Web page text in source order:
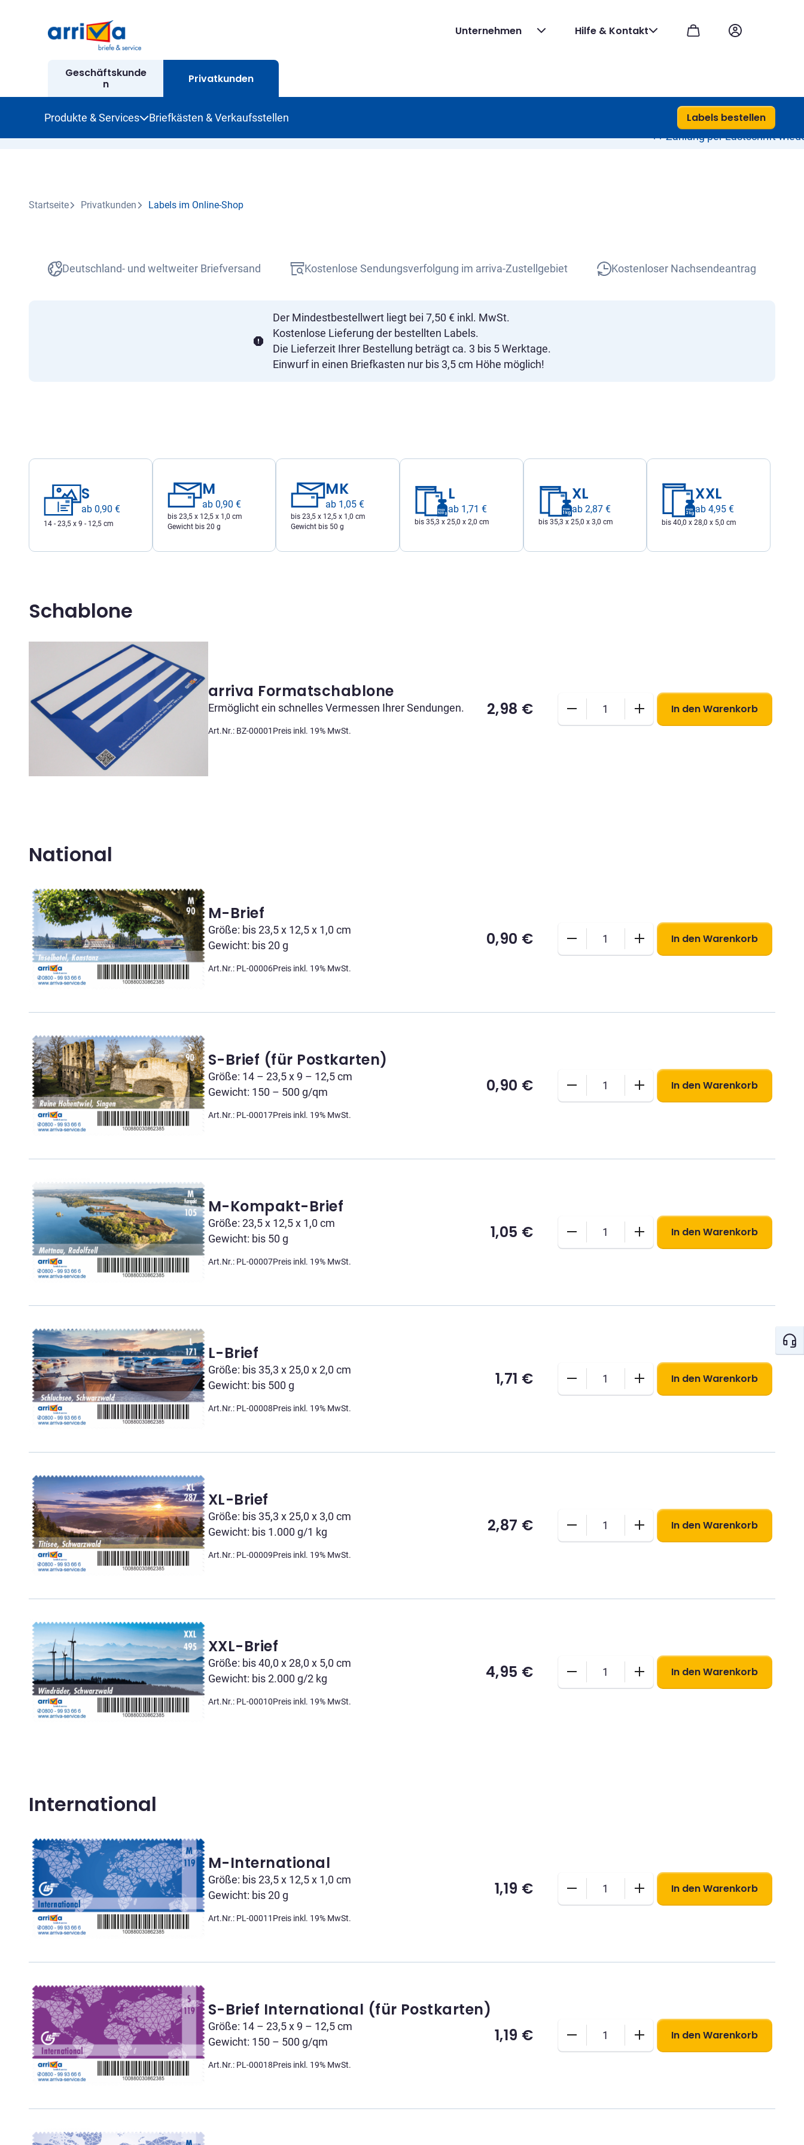
Unternehmen Hilfe & Kontakt
Geschäftskunde
n
Privatkunden
Labels bestellen
Produkte & Services
Briefkästen & Verkaufsstellen
++ Zahlung per Lastschrift wieder möglich
Startseite Privatkunden Labels im Online-Shop
Deutschland- und weltweiter Briefversand Kostenlose Sendungsverfolgung im arriva-Zustellgebiet Kostenloser Nachsendeantrag
Der Mindestbestellwert liegt bei 7,50 € inkl. MwSt.
Kostenlose Lieferung der bestellten Labels.
Die Lieferzeit Ihrer Bestellung beträgt ca. 3 bis 5 Werktage.
Einwurf in einen Briefkasten nur bis 3,5 cm Höhe möglich!
S
ab 0,90 €
14 - 23,5 x 9 - 12,5 cm
M
ab 0,90 €
bis 23,5 x 12,5 x 1,0 cm
Gewicht bis 20 g
MK
ab 1,05 €
bis 23,5 x 12,5 x 1,0 cm
Gewicht bis 50 g
L
ab 1,71 €
bis 35,3 x 25,0 x 2,0 cm
XL
ab 2,87 €
bis 35,3 x 25,0 x 3,0 cm
XXL
ab 4,95 €
bis 40,0 x 28,0 x 5,0 cm
Schablone
arriva Formatschablone
Ermöglicht ein schnelles Vermessen Ihrer Sendungen.
Art.Nr.: BZ-00001 Preis inkl. 19% MwSt.
2,98 € In den Warenkorb
National
M-Brief
Größe: bis 23,5 x 12,5 x 1,0 cm
Gewicht: bis 20 g
Art.Nr.: PL-00006Preis inkl. 19% MwSt.
0,90 € In den Warenkorb
S-Brief (für Postkarten)
Größe: 14 – 23,5 x 9 – 12,5 cm
Gewicht: 150 – 500 g/qm
Art.Nr.: PL-00017Preis inkl. 19% MwSt.
0,90 € In den Warenkorb
M-Kompakt-Brief
Größe: 23,5 x 12,5 x 1,0 cm
Gewicht: bis 50 g
Art.Nr.: PL-00007Preis inkl. 19% MwSt.
1,05 € In den Warenkorb
L-Brief
Größe: bis 35,3 x 25,0 x 2,0 cm
Gewicht: bis 500 g
Art.Nr.: PL-00008Preis inkl. 19% MwSt.
1,71 € In den Warenkorb
XL-Brief
Größe: bis 35,3 x 25,0 x 3,0 cm
Gewicht: bis 1.000 g/1 kg
Art.Nr.: PL-00009Preis inkl. 19% MwSt.
2,87 € In den Warenkorb
XXL-Brief
Größe: bis 40,0 x 28,0 x 5,0 cm
Gewicht: bis 2.000 g/2 kg
Art.Nr.: PL-00010Preis inkl. 19% MwSt.
4,95 € In den Warenkorb
International
M-International
Größe: bis 23,5 x 12,5 x 1,0 cm
Gewicht: bis 20 g
Art.Nr.: PL-00011 Preis inkl. 19% MwSt.
1,19 € In den Warenkorb
S-Brief International (für Postkarten)
Größe: 14 – 23,5 x 9 – 12,5 cm
Gewicht: 150 – 500 g/qm
Art.Nr.: PL-00018Preis inkl. 19% MwSt.
1,19 € In den Warenkorb